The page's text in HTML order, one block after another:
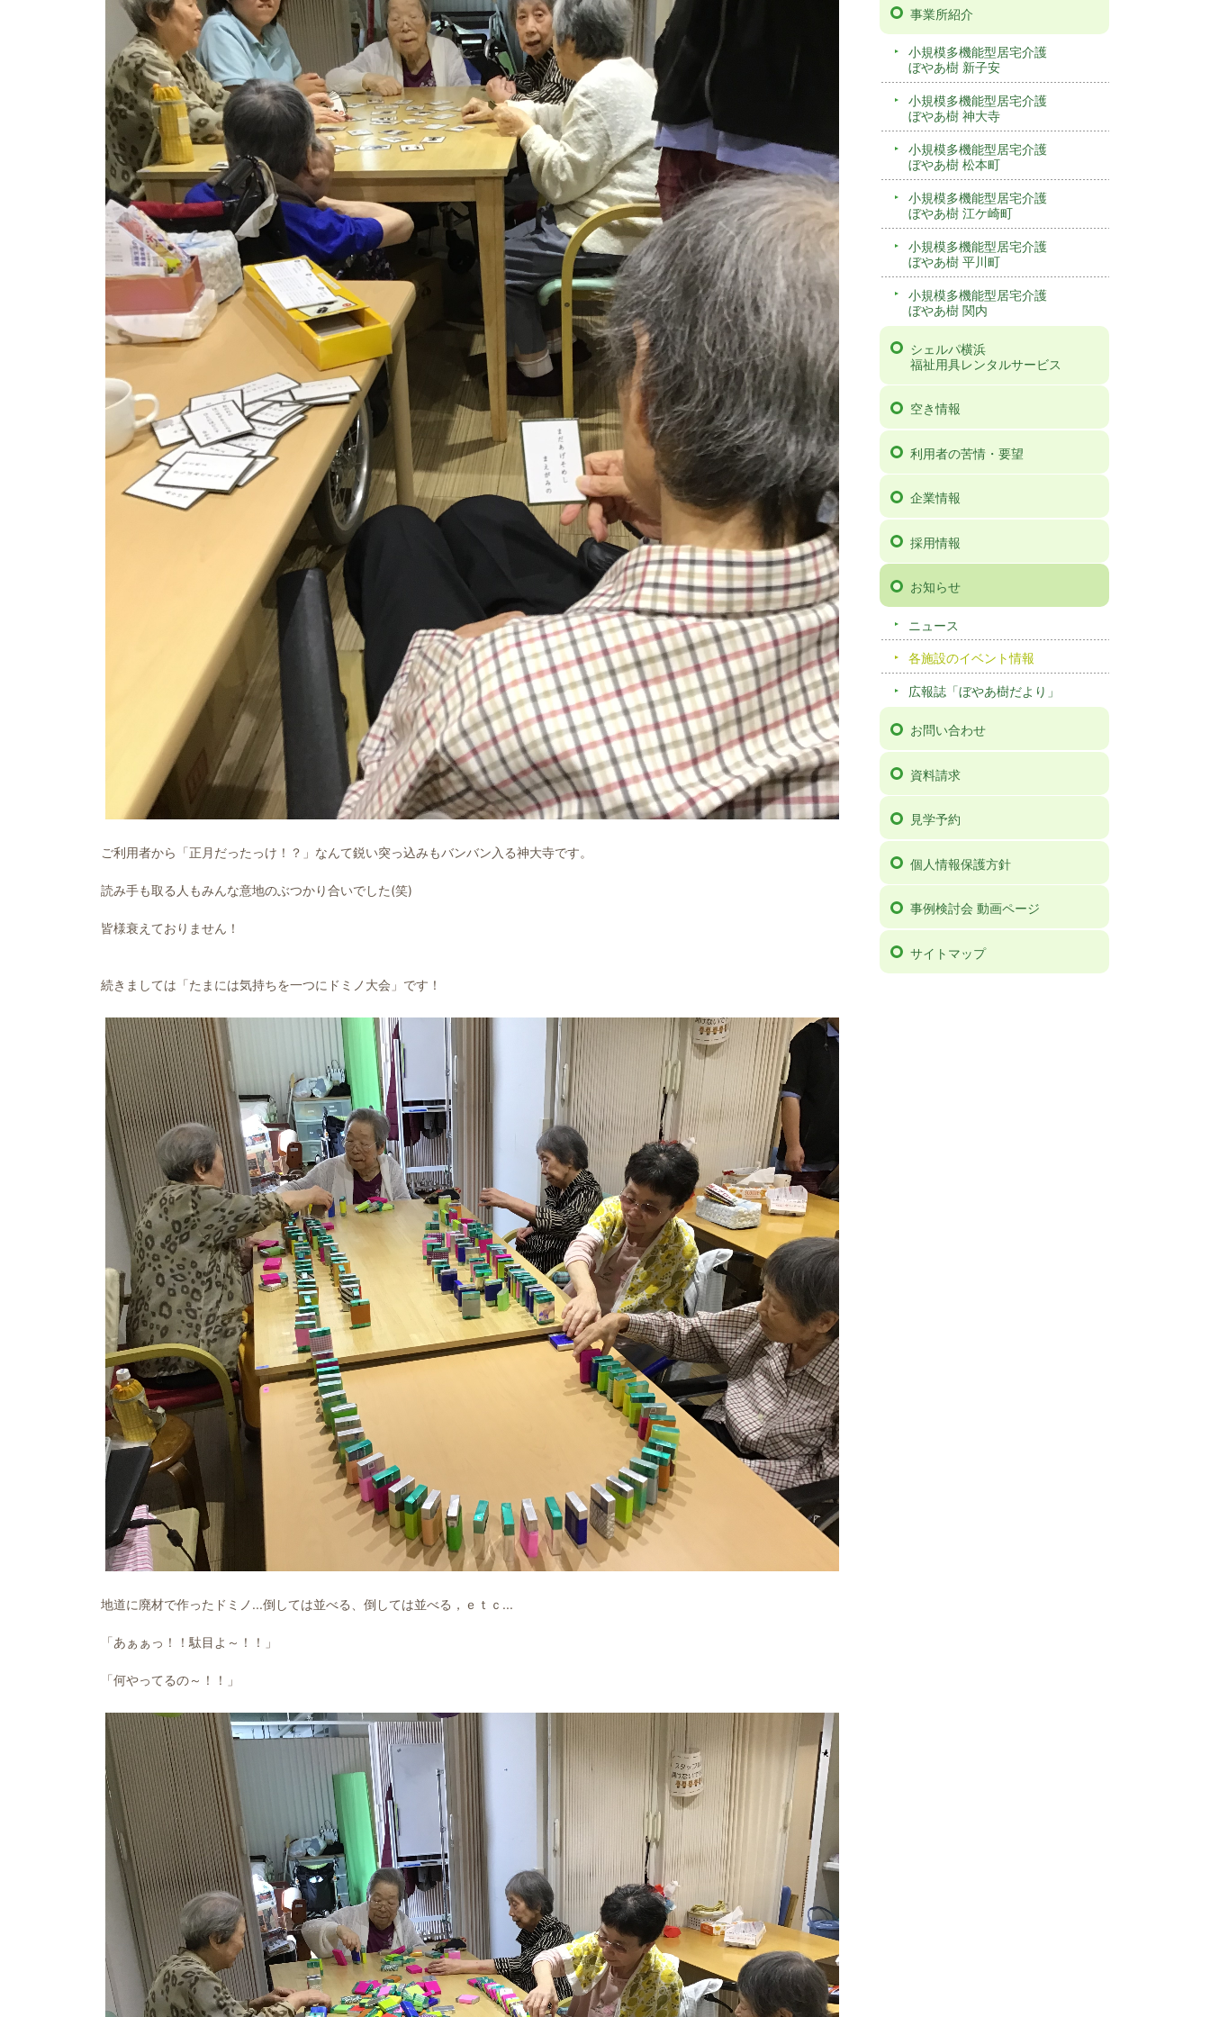
ご利用者から「正月だったっけ！？」なんて鋭い突っ込みもバンバン入る神大寺です。
読み手も取る人もみんな意地のぶつかり合いでした(笑)
皆様衰えておりません！
続きましては「たまには気持ちを一つにドミノ大会」です！
地道に廃材で作ったドミノ...倒しては並べる、倒しては並べる，ｅｔｃ...
「あぁぁっ！！駄目よ～！！」
「何やってるの～！！」
事業所紹介
小規模多機能型居宅介護
ぼやあ樹 新子安
小規模多機能型居宅介護
ぼやあ樹 神大寺
小規模多機能型居宅介護
ぼやあ樹 松本町
小規模多機能型居宅介護
ぼやあ樹 江ケ崎町
小規模多機能型居宅介護
ぼやあ樹 平川町
小規模多機能型居宅介護
ぼやあ樹 関内
シェルパ横浜
福祉用具レンタルサービス
空き情報
利用者の苦情・要望
企業情報
採用情報
お知らせ
ニュース
各施設のイベント情報
広報誌「ぼやあ樹だより」
お問い合わせ
資料請求
見学予約
個人情報保護方針
事例検討会 動画ページ
サイトマップ